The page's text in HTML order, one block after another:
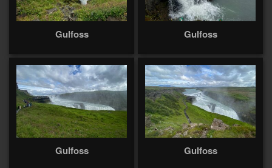
Gulfoss Gulfoss
Gulfoss Gulfoss